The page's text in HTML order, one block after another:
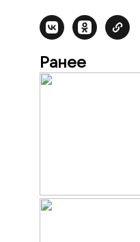
Ранее